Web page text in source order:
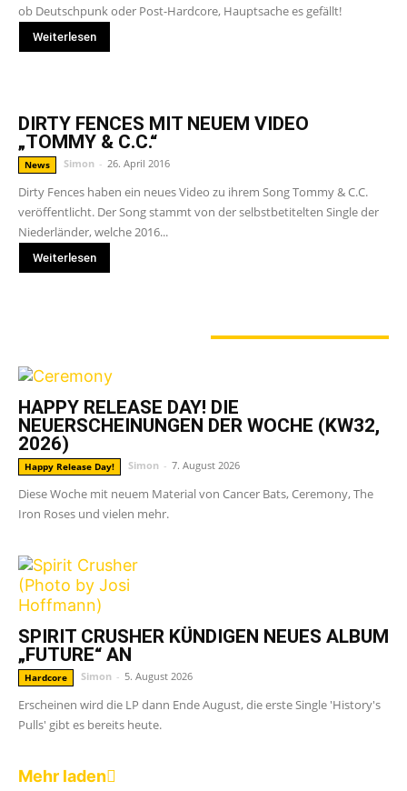
ob Deutschpunk oder Post-Hardcore, Hauptsache es gefällt!
Weiterlesen
DIRTY FENCES MIT NEUEM VIDEO
„TOMMY & C.C.“
News Simon - 26. April 2016
Dirty Fences haben ein neues Video zu ihrem Song Tommy & C.C.
veröffentlicht. Der Song stammt von der selbstbetitelten Single der
Niederländer, welche 2016...
Weiterlesen
HAPPY RELEASE DAY! DIE
NEUERSCHEINUNGEN DER WOCHE (KW32,
2026)
Happy Release Day! Simon - 7. August 2026
Diese Woche mit neuem Material von Cancer Bats, Ceremony, The
Iron Roses und vielen mehr.
SPIRIT CRUSHER KÜNDIGEN NEUES ALBUM
„FUTURE“ AN
Hardcore Simon - 5. August 2026
Erscheinen wird die LP dann Ende August, die erste Single 'History's
Pulls' gibt es bereits heute.
Mehr laden